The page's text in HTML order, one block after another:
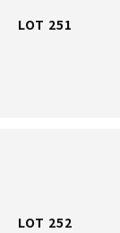
LOT 251
LOT 252